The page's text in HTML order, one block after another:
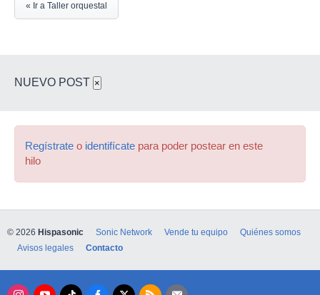
« Ir a Taller orquestal
NUEVO POST ×
Regístrate o identifícate para poder postear en este
hilo
© 2026 Hispasonic Sonic Network Vende tu equipo
Quiénes somos
Avisos legales
Contacto